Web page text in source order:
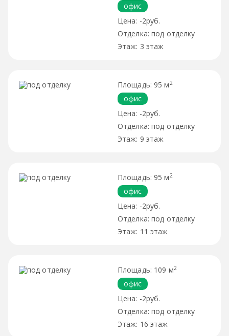
офис
-2руб.
под отделку
3 этаж
95 м 2
офис
-2руб.
под отделку
9 этаж
95 м 2
офис
-2руб.
под отделку
11 этаж
109 м2
офис
-2руб.
под отделку
16 этаж